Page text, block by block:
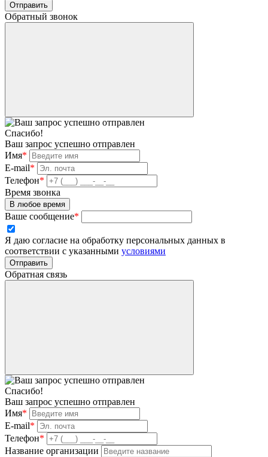
Отправить
Обратный звонок
Спасибо!
Ваш запрос успешно отправлен
Имя*
E-mail*
Телефон*
Время звонка
В любое время
Ваше сообщение*
Я даю согласие на обработку персональных данных в
соответствии с указанными условиями
Отправить
Обратная связь
Спасибо!
Ваш запрос успешно отправлен
Имя*
E-mail*
Телефон*
Название организации